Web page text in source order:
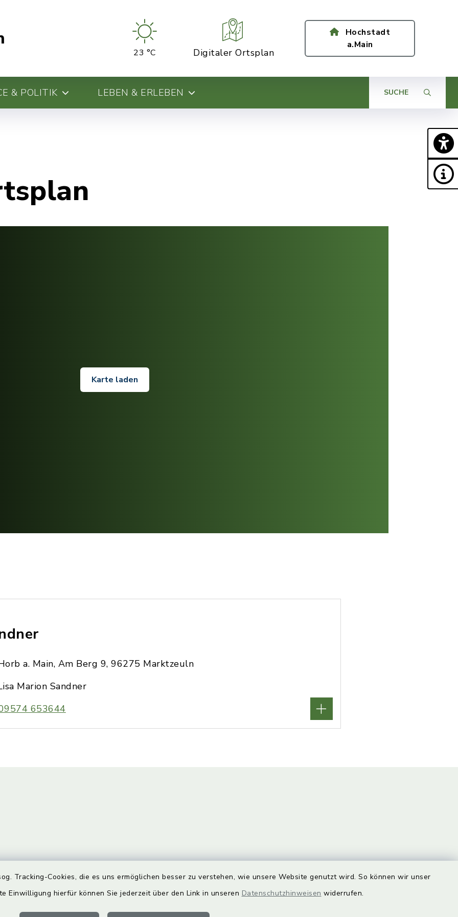
Tracking-Cookies, die es uns ermöglichen besser zu verstehen, wie unsere Website genutzt wird. So können wir unser
Einwilligung hierfür können Sie jederzeit über den Link in unseren Datenschutzhinweisen widerrufen.
23 °C Digitaler Ortsplan
Hochstadt
a.Main
& POLITIK LEBEN & ERLEBEN SUCHE
Karte laden
a. Main, Am Berg 9, 96275 Marktzeuln
Marion Sandner
653644
Bürgersprechstunde Quicklinks